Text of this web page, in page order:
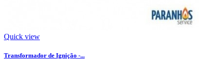
Quick view
Transformador de Ignição -...